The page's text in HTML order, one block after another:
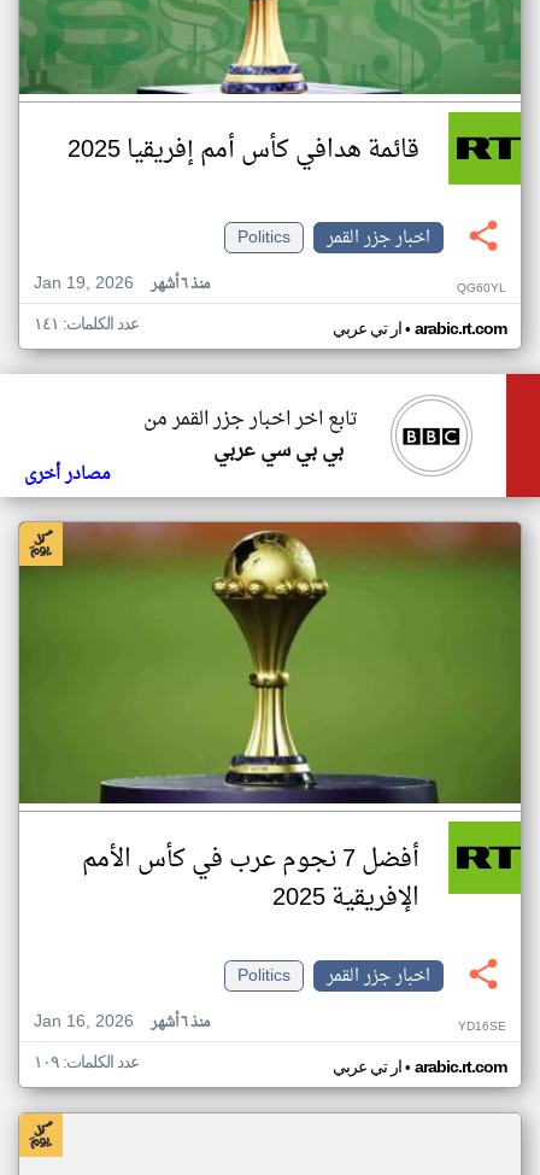
قائمة هدافي كأس أمم إفريقيا 2025
اخبار جزر القمر
Politics
Jan 19, 2026
منذ ٦ أشهر QG60YL
ار تي عربي• arabic.rt.com عدد الكلمات: ١٤١
تابع اخر اخبار جزر القمر من
بي بي سي عربي
مصادر أخرى
أفضل 7 نجوم عرب في كأس الأمم
الإفريقية 2025
اخبار جزر القمر
Politics
Jan 16, 2026
منذ ٦ أشهر YD16SE
ار تي عربي• arabic.rt.com عدد الكلمات: ١٠٩